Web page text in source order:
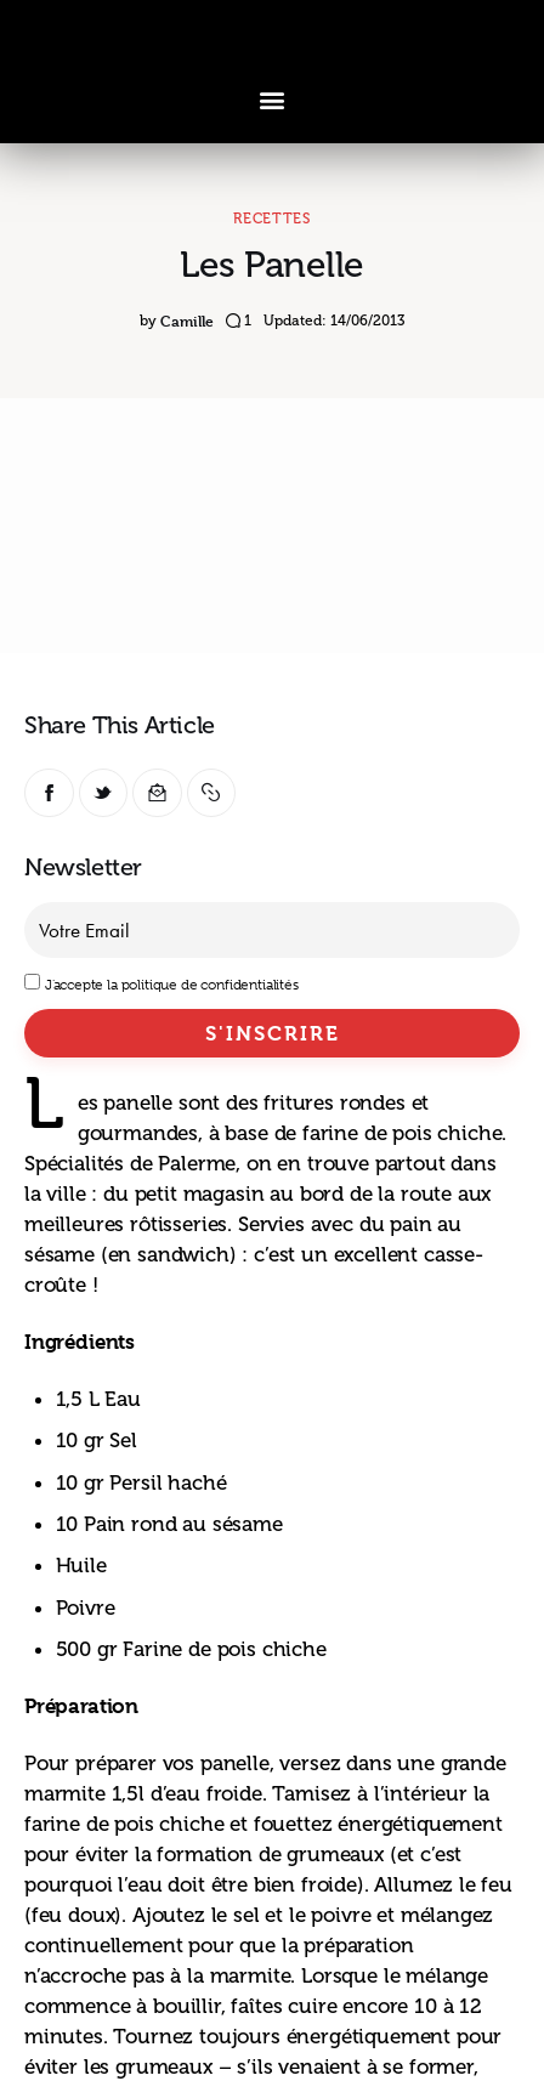
Voyages & Saveurs
Art & Design
RECETTES
Les Panelle
by Camille 1 Updated: 14/06/2013
Share This Article
Newsletter
J'accepte la politique de confidentialités
L
es panelle sont des fritures rondes et
gourmandes, à base de farine de pois chiche.
Spécialités de Palerme, on en trouve partout dans
la ville : du petit magasin au bord de la route aux
meilleures rôtisseries. Servies avec du pain au
sésame (en sandwich) : c’est un excellent casse-
croûte !
Ingrédients
1,5 L Eau
10 gr Sel
10 gr Persil haché
10 Pain rond au sésame
Huile
Poivre
500 gr Farine de pois chiche
Préparation
Pour préparer vos panelle, versez dans une grande
marmite 1,5l d’eau froide. Tamisez à l’intérieur la
farine de pois chiche et fouettez énergétiquement
pour éviter la formation de grumeaux (et c’est
pourquoi l’eau doit être bien froide). Allumez le feu
(feu doux). Ajoutez le sel et le poivre et mélangez
continuellement pour que la préparation
n’accroche pas à la marmite. Lorsque le mélange
commence à bouillir, faîtes cuire encore 10 à 12
minutes. Tournez toujours énergétiquement pour
éviter les grumeaux – s’ils venaient à se former,